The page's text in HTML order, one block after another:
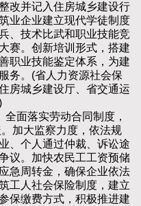
改并记入住房城乡建设行
业企业建立现代学徒制度
、技术比武和职业技能竞
赛。创新培训形式，搭建
职业技能鉴定体系，为建
务。(省人力资源社会保
房城乡建设厅、省交通运
面落实劳动合同制度，
加大监察力度，依法规
、个人通过仲裁、诉讼途
议。加快农民工工资预储
急周转金，确保企业依法
工人社会保险制度，建立
保缴费方式，积极推进建